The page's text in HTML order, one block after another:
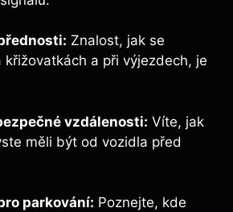
Znalost, jak se
křižovatkách a při výjezdech, je
vzdálenosti: Víte, jak
měli být od vozidla před
parkování: Poznejte, kde